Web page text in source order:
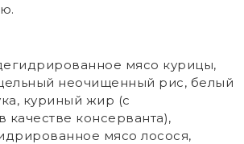
мясо курицы,
неочищенный рис, белый
куриный жир (с
качестве консерванта),
мясо лосося,